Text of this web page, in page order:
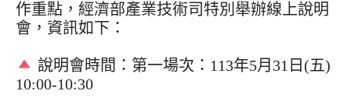
作重點，經濟部產業技術司特別舉辦線上說明
會，資訊如下：
說明會時間：第一場次：113年5月31日(五)
10:00-10:30